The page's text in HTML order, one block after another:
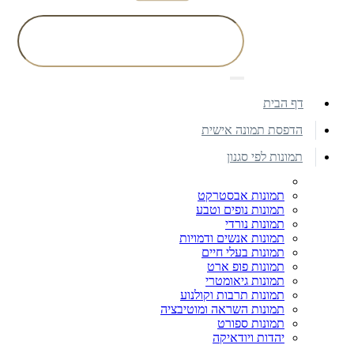
דף הבית
הדפסת תמונה אישית
תמונות לפי סגנון
תמונות אבסטרקט
תמונות נופים וטבע
תמונות נורדי
תמונות אנשים ודמויות
תמונות בעלי חיים
תמונות פופ ארט
תמונות גיאומטרי
תמונות תרבות וקולנוע
תמונות השראה ומוטיבציה
תמונות ספורט
יהדות ויודאיקה